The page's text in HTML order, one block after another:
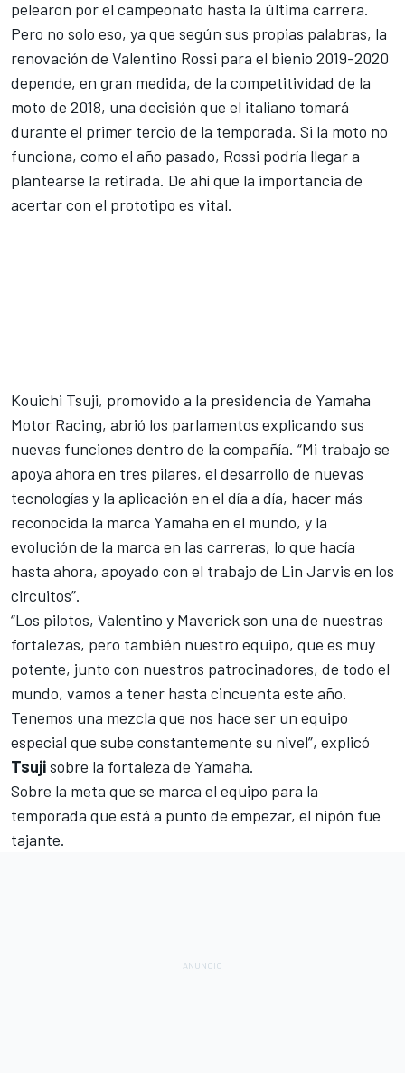
pelearon por el campeonato hasta la última carrera.
Pero no solo eso, ya que según sus propias palabras, la
renovación de Valentino Rossi para el bienio 2019-2020
depende, en gran medida, de la competitividad de la
moto de 2018, una decisión que el italiano tomará
durante el primer tercio de la temporada. Si la moto no
funciona, como el año pasado, Rossi podría llegar a
plantearse la retirada. De ahí que la importancia de
acertar con el prototipo es vital.
Kouichi Tsuji, promovido a la presidencia de Yamaha
Motor Racing, abrió los parlamentos explicando sus
nuevas funciones dentro de la compañía. “Mi trabajo se
apoya ahora en tres pilares, el desarrollo de nuevas
tecnologías y la aplicación en el día a día, hacer más
reconocida la marca Yamaha en el mundo, y la
evolución de la marca en las carreras, lo que hacía
hasta ahora, apoyado con el trabajo de Lin Jarvis en los
circuitos”.
“Los pilotos, Valentino y Maverick son una de nuestras
fortalezas, pero también nuestro equipo, que es muy
potente, junto con nuestros patrocinadores, de todo el
mundo, vamos a tener hasta cincuenta este año.
Tenemos una mezcla que nos hace ser un equipo
especial que sube constantemente su nivel”, explicó
Tsujisobre la fortaleza de Yamaha.
Sobre la meta que se marca el equipo para la
temporada que está a punto de empezar, el nipón fue
tajante.